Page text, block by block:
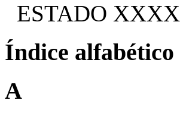
ESTADO XXXX
Índice alfabético
A